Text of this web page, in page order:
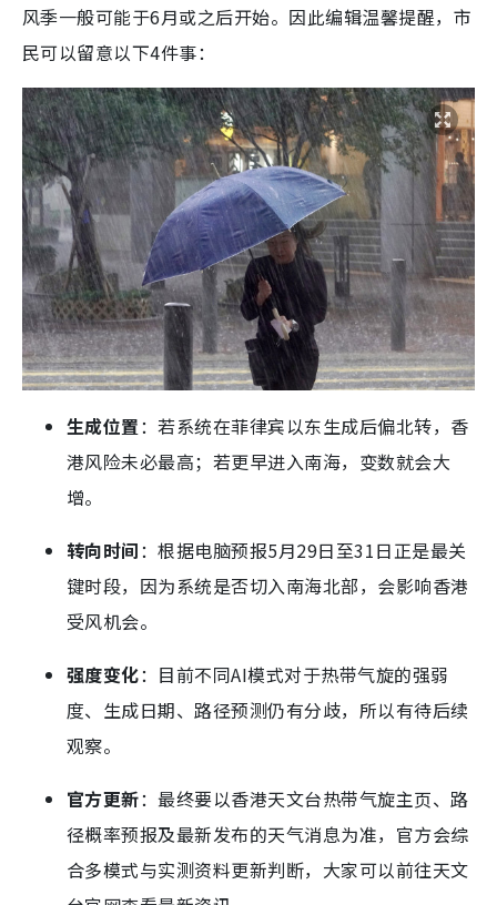
风季一般可能于6月或之后开始。因此编辑温馨提醒，市
民可以留意以下4件事：
生成位置：若系统在菲律宾以东生成后偏北转，香
港风险未必最高；若更早进入南海，变数就会大
增。
转向时间：根据电脑预报5月29日至31日正是最关
键时段，因为系统是否切入南海北部，会影响香港
受风机会。
强度变化：目前不同AI模式对于热带气旋的强弱
度、生成日期、路径预测仍有分歧，所以有待后续
观察。
官方更新：最终要以香港天文台热带气旋主页、路
径概率预报及最新发布的天气消息为准，官方会综
合多模式与实测资料更新判断，大家可以前往天文